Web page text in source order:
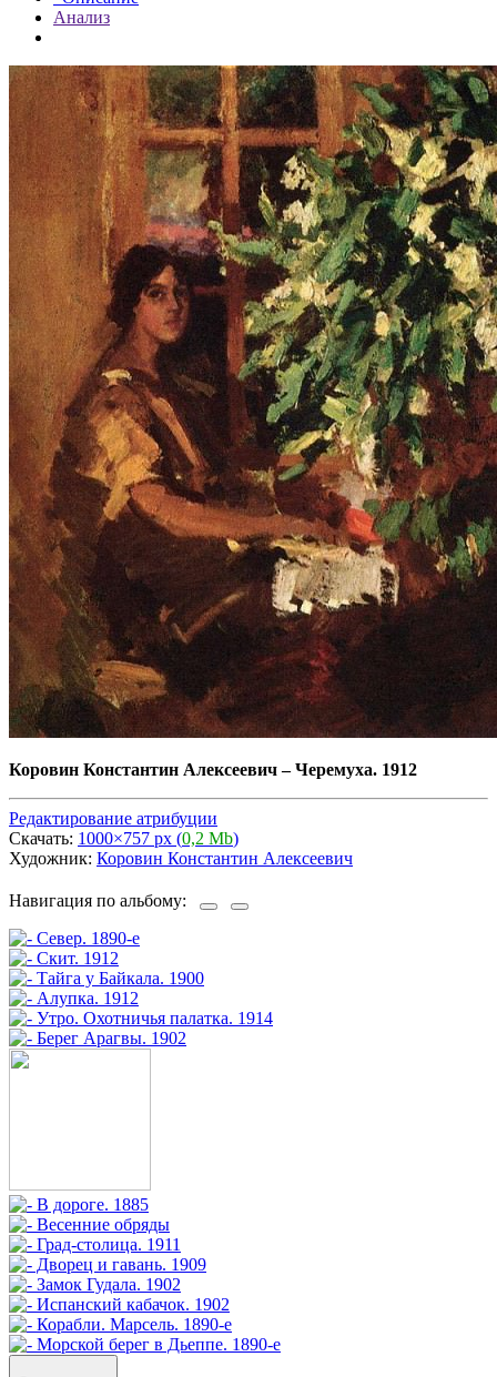
Анализ
Коровин Константин Алексеевич–Черемуха. 1912
Редактирование атрибуции
Скачать: 1000×757 px (0,2 Mb)
Художник: Коровин Константин Алексеевич
Навигация по альбому: